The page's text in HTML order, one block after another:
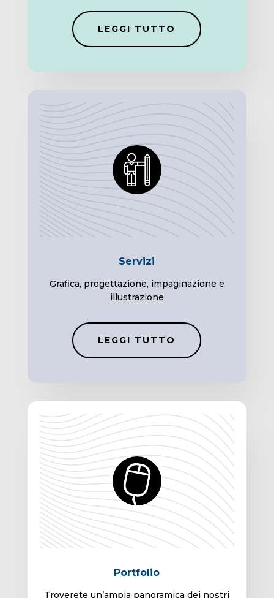
LEGGI TUTTO
Servizi
Grafica, progettazione, impaginazione e
illustrazione
LEGGI TUTTO
Portfolio
Troverete un’ampia panoramica dei nostri